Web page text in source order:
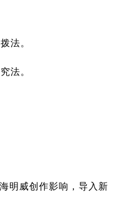
法。
法。
明威创作影响，导入新